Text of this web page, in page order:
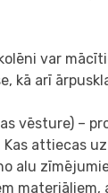
var
kā arī
vēsture) –
attiecas
alu